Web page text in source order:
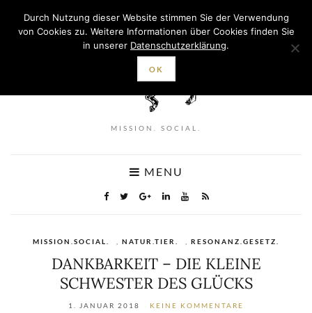
MISSION. SOCIAL.
MENU
MISSION.SOCIAL. NATUR.TIER. RESONANZ.GESETZ.
DANKBARKEIT – DIE KLEINE
SCHWESTER DES GLÜCKS
1. JANUAR 2018 KEINE KOMMENTARE
Durch Nutzung dieser Website stimmen Sie der Verwendung
von Cookies zu. Weitere Informationen über Cookies finden Sie
in unserer Datenschutzerklärung.
OK